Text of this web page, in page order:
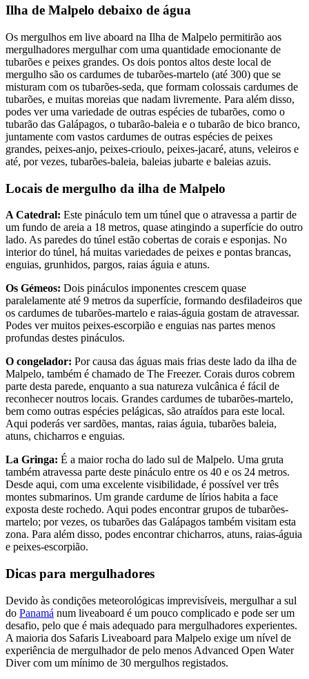
Ilha de Malpelo debaixo de água
Os mergulhos em live aboard na Ilha de Malpelo permitirão aos
mergulhadores mergulhar com uma quantidade emocionante de
tubarões e peixes grandes. Os dois pontos altos deste local de
mergulho são os cardumes de tubarões-martelo (até 300) que se
misturam com os tubarões-seda, que formam colossais cardumes de
tubarões, e muitas moreias que nadam livremente. Para além disso,
podes ver uma variedade de outras espécies de tubarões, como o
tubarão das Galápagos, o tubarão-baleia e o tubarão de bico branco,
juntamente com vastos cardumes de outras espécies de peixes
grandes, peixes-anjo, peixes-crioulo, peixes-jacaré, atuns, veleiros e
até, por vezes, tubarões-baleia, baleias jubarte e baleias azuis.
Locais de mergulho da ilha de Malpelo
A Catedral: Este pináculo tem um túnel que o atravessa a partir de
um fundo de areia a 18 metros, quase atingindo a superfície do outro
lado. As paredes do túnel estão cobertas de corais e esponjas. No
interior do túnel, há muitas variedades de peixes e pontas brancas,
enguias, grunhidos, pargos, raias águia e atuns.
Os Gémeos: Dois pináculos imponentes crescem quase
paralelamente até 9 metros da superfície, formando desfiladeiros que
os cardumes de tubarões-martelo e raias-águia gostam de atravessar.
Podes ver muitos peixes-escorpião e enguias nas partes menos
profundas destes pináculos.
O congelador: Por causa das águas mais frias deste lado da ilha de
Malpelo, também é chamado de The Freezer. Corais duros cobrem
parte desta parede, enquanto a sua natureza vulcânica é fácil de
reconhecer noutros locais. Grandes cardumes de tubarões-martelo,
bem como outras espécies pelágicas, são atraídos para este local.
Aqui poderás ver sardões, mantas, raias águia, tubarões baleia,
atuns, chicharros e enguias.
La Gringa: É a maior rocha do lado sul de Malpelo. Uma gruta
também atravessa parte deste pináculo entre os 40 e os 24 metros.
Desde aqui, com uma excelente visibilidade, é possível ver três
montes submarinos. Um grande cardume de lírios habita a face
exposta deste rochedo. Aqui podes encontrar grupos de tubarões-
martelo; por vezes, os tubarões das Galápagos também visitam esta
zona. Para além disso, podes encontrar chicharros, atuns, raias-águia
e peixes-escorpião.
Dicas para mergulhadores
Devido às condições meteorológicas imprevisíveis, mergulhar a sul
do Panamá num liveaboard é um pouco complicado e pode ser um
desafio, pelo que é mais adequado para mergulhadores experientes.
A maioria dos Safaris Liveaboard para Malpelo exige um nível de
experiência de mergulhador de pelo menos Advanced Open Water
Diver com um mínimo de 30 mergulhos registados.